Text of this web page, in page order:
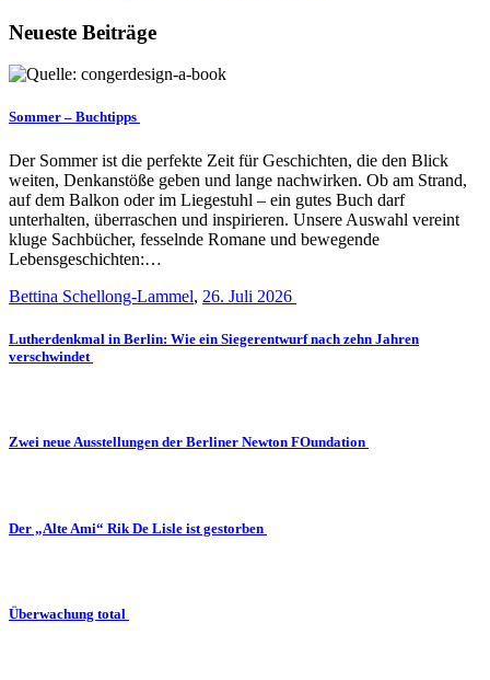
Neueste Beiträge
Sommer – Buchtipps
Der Sommer ist die perfekte Zeit für Geschichten, die den Blick
weiten, Denkanstöße geben und lange nachwirken. Ob am Strand,
auf dem Balkon oder im Liegestuhl – ein gutes Buch darf
unterhalten, überraschen und inspirieren. Unsere Auswahl vereint
kluge Sachbücher, fesselnde Romane und bewegende
Lebensgeschichten:…
Bettina Schellong-Lammel, 26. Juli 2026
Lutherdenkmal in Berlin: Wie ein Siegerentwurf nach zehn Jahren
verschwindet
Zwei neue Ausstellungen der Berliner Newton FOundation
Der „Alte Ami“ Rik De Lisle ist gestorben
Überwachung total